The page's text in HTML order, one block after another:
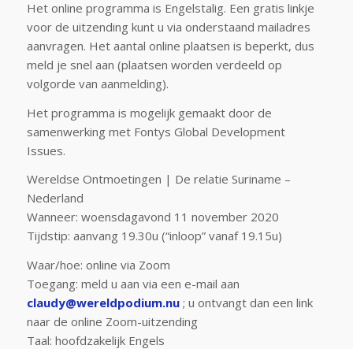
Het online programma is Engelstalig. Een gratis linkje
voor de uitzending kunt u via onderstaand mailadres
aanvragen. Het aantal online plaatsen is beperkt, dus
meld je snel aan (plaatsen worden verdeeld op
volgorde van aanmelding).
Het programma is mogelijk gemaakt door de
samenwerking met Fontys Global Development
Issues.
Wereldse Ontmoetingen | De relatie Suriname –
Nederland
Wanneer: woensdagavond 11 november 2020
Tijdstip: aanvang 19.30u (“inloop” vanaf 19.15u)
Waar/hoe: online via Zoom
Toegang: meld u aan via een e-mail aan
claudy@wereldpodium.nu; u ontvangt dan een link
naar de online Zoom-uitzending
Taal: hoofdzakelijk Engels